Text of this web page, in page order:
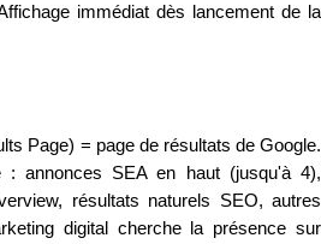
immédiat dès lancement de la
Page) = page de résultats de Google.
: annonces SEA en haut (jusqu'à 4),
résultats naturels SEO, autres
digital cherche la présence sur